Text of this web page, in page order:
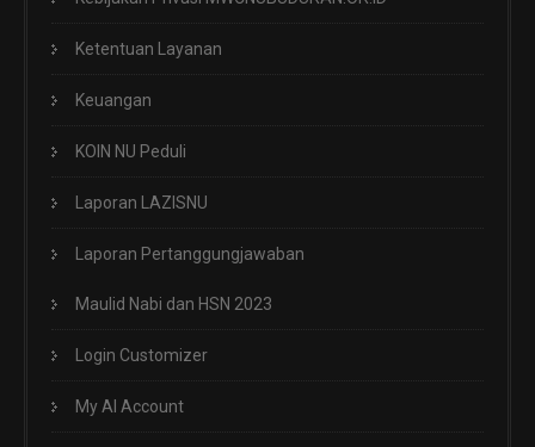
Ketentuan Layanan
Keuangan
KOIN NU Peduli
Laporan LAZISNU
Laporan Pertanggungjawaban
Maulid Nabi dan HSN 2023
Login Customizer
My AI Account